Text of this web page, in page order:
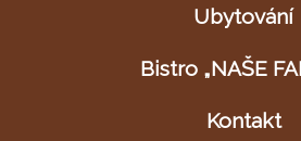
Ubytování
Bistro „NAŠE
Kontakt